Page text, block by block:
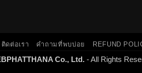
ติดต่อเรา คำถามที่พบบ่อย REFUND
Co., Ltd. - All Rights